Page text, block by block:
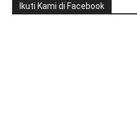
Ikuti Kami di Facebook